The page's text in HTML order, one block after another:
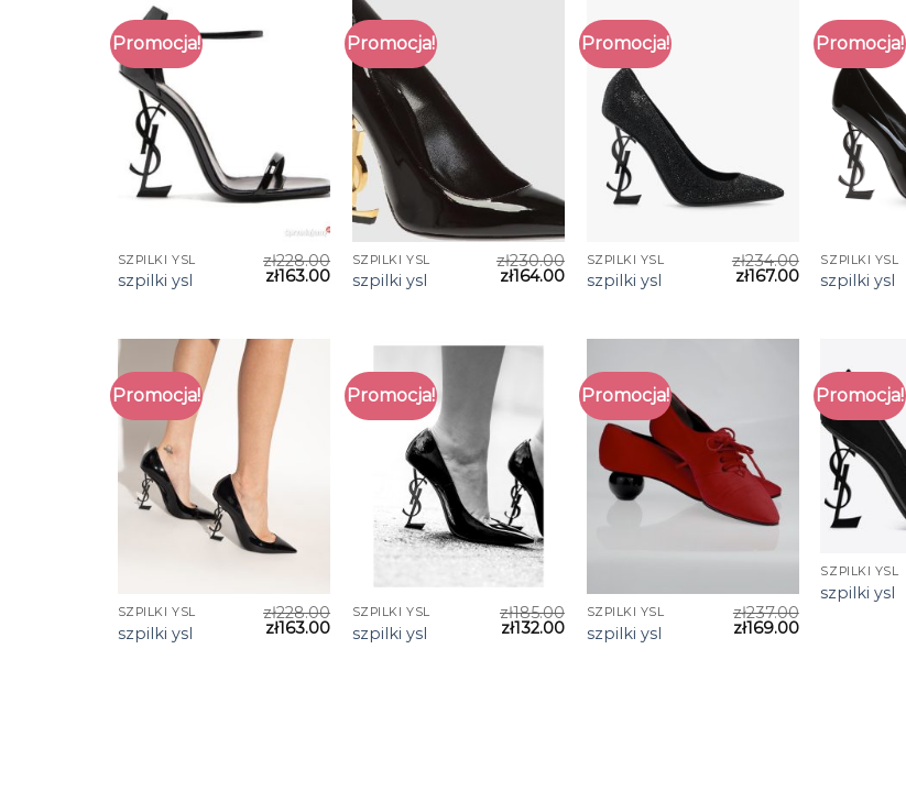
Promocja!
SZPILKI YSL
szpilki ysl
zł228.00
zł163.00
Promocja!
SZPILKI YSL
szpilki ysl
zł230.00
zł164.00
Promocja!
SZPILKI YSL
szpilki ysl
zł234.00
zł167.00
Promocja!
SZPILKI YSL
szpilki ysl
Promocja!
SZPILKI YSL
szpilki ysl
zł228.00
zł163.00
Promocja!
SZPILKI YSL
szpilki ysl
zł185.00
zł132.00
Promocja!
SZPILKI YSL
szpilki ysl
zł237.00
zł169.00
Promocja!
SZPILKI YSL
szpilki ysl